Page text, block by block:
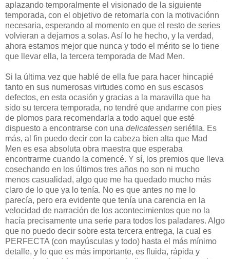
aplazando temporalmente el visionado de la siguiente
temporada, con el objetivo de retomarla con la motivaciónn
necesaria, esperando al momento en que el resto de series
volvieran a dejarnos a solas. Así lo he hecho, y la verdad,
ahora estamos mejor que nunca y todo el mérito se lo tiene
que llevar ella, la tercera temporada de Mad Men.
Si la última vez que hablé de ella fue para hacer hincapié
tanto en sus numerosas virtudes como en sus escasos
defectos, en esta ocasión y gracias a la maravilla que ha
sido su tercera temporada, no tendré que andarme con pies
de plomos para recomendarla a todo aquel que esté
dispuesto a encontrarse con una delicatessen seriéfila. Es
más, al fin puedo decir con la cabeza bien alta que Mad
Men es esa absoluta obra maestra que esperaba
encontrarme cuando la comencé. Y sí, los premios que lleva
cosechando en los últimos tres años no son ni mucho
menos casualidad, algo que me ha quedado mucho más
claro de lo que ya lo tenía. No es que antes no me lo
parecía, pero era evidente que tenía una carencia en la
velocidad de narración de los acontecimientos que no la
hacía precisamente una serie para todos los paladares. Algo
que no puedo decir sobre esta tercera entrega, la cual es
PERFECTA (con mayúsculas y todo) hasta el más mínimo
detalle, y lo que es más importante, es fluida, rápida y